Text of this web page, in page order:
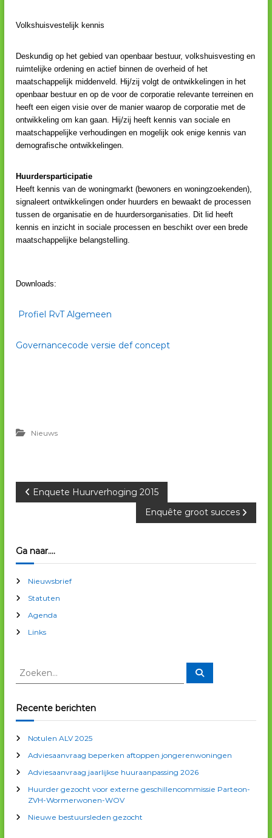
Volkshuisvestelijk kennis
Deskundig op het gebied van openbaar bestuur, volkshuisvesting en
ruimtelijke ordening en actief binnen de overheid of het
maatschappelijk middenveld. Hij/zij volgt de ontwikkelingen in het
openbaar bestuur en op de voor de corporatie relevante terreinen en
heeft een eigen visie over de manier waarop de corporatie met de
ontwikkeling om kan gaan. Hij/zij heeft kennis van sociale en
maatschappelijke verhoudingen en mogelijk ook enige kennis van
demografische ontwikkelingen.
Huurdersparticipatie
Heeft kennis van de woningmarkt (bewoners en woningzoekenden),
signaleert ontwikkelingen onder huurders en bewaakt de processen
tussen de organisatie en de huurdersorganisaties. Dit lid heeft
kennis en inzicht in sociale processen en beschikt over een brede
maatschappelijke belangstelling.
Downloads:
Profiel RvT Algemeen
Governancecode versie def concept
Nieuws
B
r
i
c
h
n
a
v
i
g
a
Enquete Huurverhoging 2015
Enquête groot succes
Ga naar….
Nieuwsbrief
Statuten
Agenda
Links
Z
k
e
n
a
a
:
Z
Recente berichten
Notulen ALV 2025
Adviesaanvraag beperken aftoppen jongerenwoningen
Adviesaanvraag jaarlijkse huuraanpassing 2026
Huurder gezocht voor externe geschillencommissie Parteon-
ZVH-Wormerwonen-WOV
Nieuwe bestuursleden gezocht